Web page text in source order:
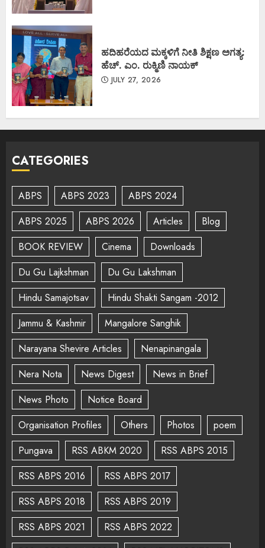
ಹದಿಹರೆಯದ ಮಕ್ಕಳಿಗೆ ನೀತಿ ಶಿಕ್ಷಣ ಅಗತ್ಯ:
ಹೆಚ್. ಎಂ. ರುಕ್ಮಿಣಿ ನಾಯಕ್
JULY 27, 2026
CATEGORIES
ABPS ABPS 2023
ABPS 2024
ABPS 2025
ABPS 2026 Articles
Blog
BOOK REVIEW
Cinema
Downloads
Du Gu Lajkshman
Du Gu Lakshman
Hindu Samajotsav
Hindu Shakti Sangam -2012
Jammu & Kashmir
Mangalore Sanghik
Narayana Shevire Articles
Nenapinangala
Nera Nota
News Digest
News in Brief
News Photo
Notice Board
Organisation Profiles
Others Photos
poem
Pungava
RSS ABKM 2020
RSS ABPS 2015
RSS ABPS 2016
RSS ABPS 2017
RSS ABPS 2018
RSS ABPS 2019
RSS ABPS 2021
RSS ABPS 2022